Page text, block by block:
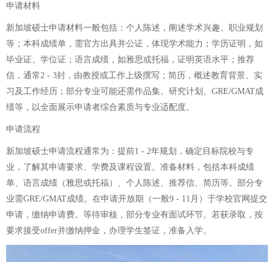
申请材料
新加坡硕士申请材料一般包括：个人陈述，阐述学术兴趣、职业规划
等；本科成绩单，需官方出具并公证，体现学术能力；学历证明，如
毕业证、学位证；语言成绩，如雅思或托福，证明英语水平；推荐
信，通常2 - 3封，由教授或工作上级撰写；简历，概述教育背景、实
习及工作经历；部分专业可能还需作品集、研究计划、GRE/GMAT成
绩等，以全面展示申请者综合素质与专业适配度。
申请流程
新加坡硕士申请流程通常为：提前1 - 2年规划，确定目标院校与专
业，了解其申请要求、学费及课程设置。准备材料，包括本科成绩
单、语言成绩（雅思或托福）、个人陈述、推荐信、简历等。部分专
业需GRE/GMAT成绩。在申请开放期（一般9 - 11月）于学校官网提交
申请，缴纳申请费。等待审核，部分专业有面试环节。若获录取，按
要求接受offer并缴纳押金，办理学生签证，准备入学。